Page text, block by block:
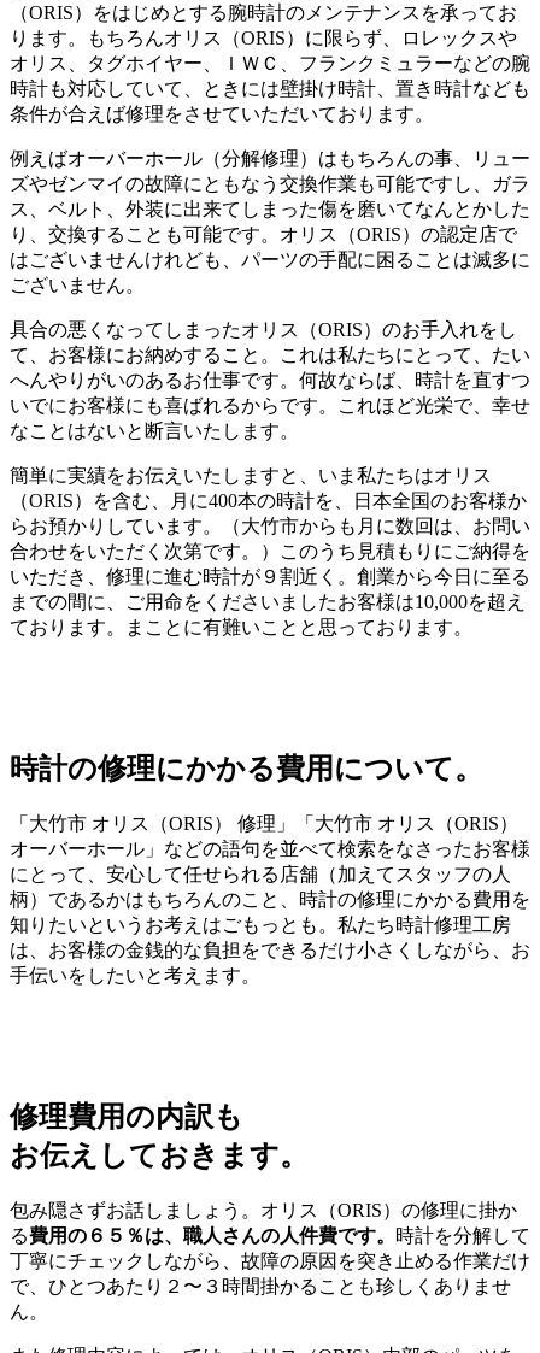
（ORIS）をはじめとする腕時計のメンテナンスを承ってお
ります。もちろんオリス（ORIS）に限らず、ロレックスや
オリス、タグホイヤー、ＩＷＣ、フランクミュラーなどの腕
時計も対応していて、ときには壁掛け時計、置き時計なども
条件が合えば修理をさせていただいております。
例えばオーバーホール（分解修理）はもちろんの事、リュー
ズやゼンマイの故障にともなう交換作業も可能ですし、ガラ
ス、ベルト、外装に出来てしまった傷を磨いてなんとかした
り、交換することも可能です。オリス（ORIS）の認定店で
はございませんけれども、パーツの手配に困ることは滅多に
ございません。
具合の悪くなってしまったオリス（ORIS）のお手入れをし
て、お客様にお納めすること。これは私たちにとって、たい
へんやりがいのあるお仕事です。何故ならば、時計を直すつ
いでにお客様にも喜ばれるからです。これほど光栄で、幸せ
なことはないと断言いたします。
簡単に実績をお伝えいたしますと、いま私たちはオリス
（ORIS）を含む、月に400本の時計を、日本全国のお客様か
らお預かりしています。（大竹市からも月に数回は、お問い
合わせをいただく次第です。）このうち見積もりにご納得を
いただき、修理に進む時計が９割近く。創業から今日に至る
までの間に、ご用命をくださいましたお客様は10,000を超え
ております。まことに有難いことと思っております。
時計の修理にかかる費用について。
「大竹市 オリス（ORIS） 修理」「大竹市 オリス（ORIS）
オーバーホール」などの語句を並べて検索をなさったお客様
にとって、安心して任せられる店舗（加えてスタッフの人
柄）であるかはもちろんのこと、時計の修理にかかる費用を
知りたいというお考えはごもっとも。私たち時計修理工房
は、お客様の金銭的な負担をできるだけ小さくしながら、お
手伝いをしたいと考えます。
修理費用の内訳も
お伝えしておきます。
包み隠さずお話しましょう。オリス（ORIS）の修理に掛か
る費用の６５％は、職人さんの人件費です。 時計を分解して
丁寧にチェックしながら、故障の原因を突き止める作業だけ
で、ひとつあたり２〜３時間掛かることも珍しくありませ
ん。